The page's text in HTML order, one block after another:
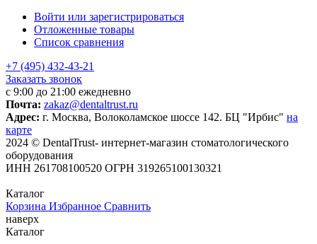
Войти или зарегистрироваться
Отложенные товары
Список сравнения
+7 (495) 432-43-21
Заказать звонок
с 9:00 до 21:00 ежедневно
Почта: zakaz@dentaltrust.ru
Адрес: г. Москва, Волоколамское шоссе 142. БЦ "Ирбис" на
карте
2024 © DentalTrust- интернет-магазин стоматологического
оборудования
ИНН 261708100520 ОГРН 319265100130321
Каталог
Корзина Избранное Сравнить
наверх
Каталог